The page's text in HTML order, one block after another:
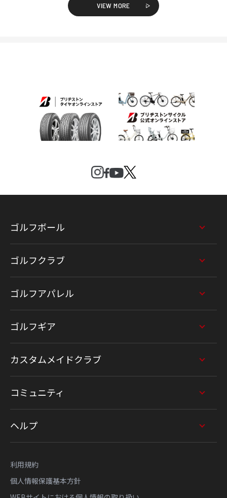
VIEW MORE
ゴルフボール
ゴルフクラブ
ゴルフアパレル
ゴルフギア
カスタムメイドクラブ
コミュニティ
ヘルプ
利用規約
個人情報保護基本方針